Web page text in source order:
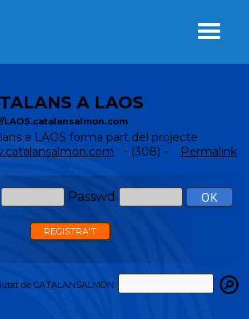
A LAOS
LAOS.catalansalmon.com
a LAOS forma part del projecte
- (308) -
Permalink
Passwd
REGISTRA'T
de CATALANSALMON: